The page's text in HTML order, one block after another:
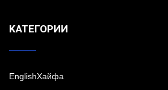
KАТЕГОРИИ
EnglishХайфа